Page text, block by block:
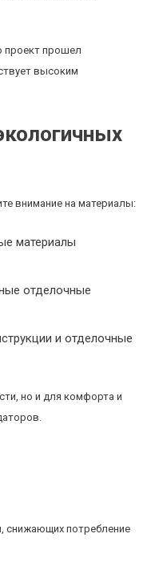
проект прошел
высоким
внимание на материалы:
материалы
отделочные
и отделочные
но и для комфорта и
снижающих потребление